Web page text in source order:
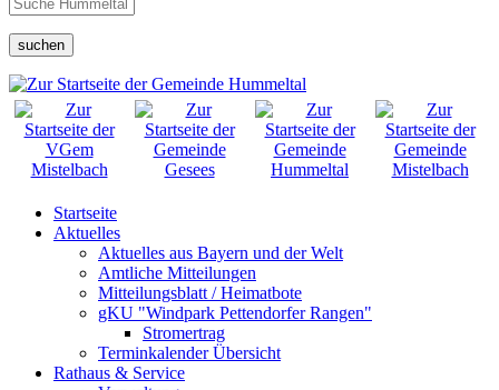
suchen
Startseite
Aktuelles
Aktuelles aus Bayern und der Welt
Amtliche Mitteilungen
Mitteilungsblatt / Heimatbote
gKU "Windpark Pettendorfer Rangen"
Stromertrag
Terminkalender Übersicht
Rathaus & Service